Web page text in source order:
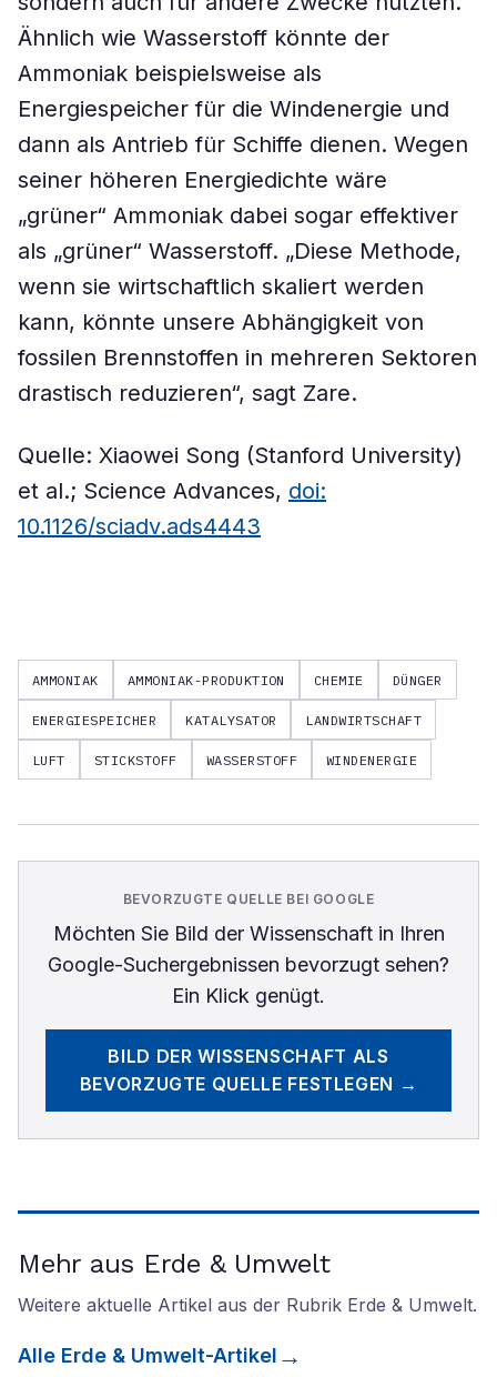
Ähnlich wie Wasserstoff könnte der
Ammoniak beispielsweise als
Energiespeicher für die Windenergie und
dann als Antrieb für Schiffe dienen. Wegen
seiner höheren Energiedichte wäre
„grüner“ Ammoniak dabei sogar effektiver
als „grüner“ Wasserstoff. „Diese Methode,
wenn sie wirtschaftlich skaliert werden
kann, könnte unsere Abhängigkeit von
fossilen Brennstoffen in mehreren Sektoren
drastisch reduzieren“, sagt Zare.
Quelle: Xiaowei Song (Stanford University)
et al.; Science Advances, doi:
10.1126/sciadv.ads4443
AMMONIAK AMMONIAK-PRODUKTION CHEMIE DÜNGER
ENERGIESPEICHER KATALYSATOR LANDWIRTSCHAFT
LUFT STICKSTOFF WASSERSTOFF WINDENERGIE
BEVORZUGTE QUELLE BEI GOOGLE
Möchten Sie Bild der Wissenschaftin Ihren
Google-Suchergebnissen bevorzugt sehen?
Ein Klick genügt.
BILD DER WISSENSCHAFT ALS
BEVORZUGTE QUELLE FESTLEGEN →
Mehr aus Erde & Umwelt
Weitere aktuelle Artikel aus der Rubrik Erde & Umwelt.
Alle Erde & Umwelt-Artikel